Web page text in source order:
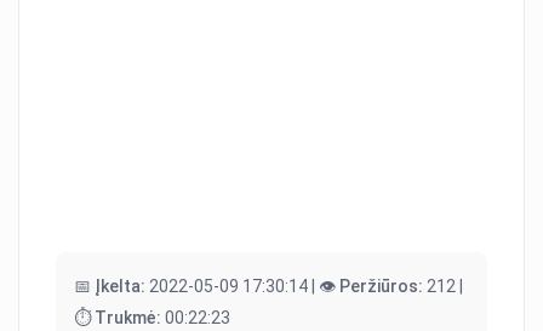
📅 Įkelta: 2022-05-09 17:30:14 | 👁️ Peržiūros: 212 |
⏱️ Trukmė: 00:22:23